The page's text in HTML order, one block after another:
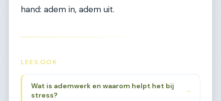
hand: adem in, adem uit.
LEES OOK
Wat is ademwerk en waarom helpt het bij
stress?
→